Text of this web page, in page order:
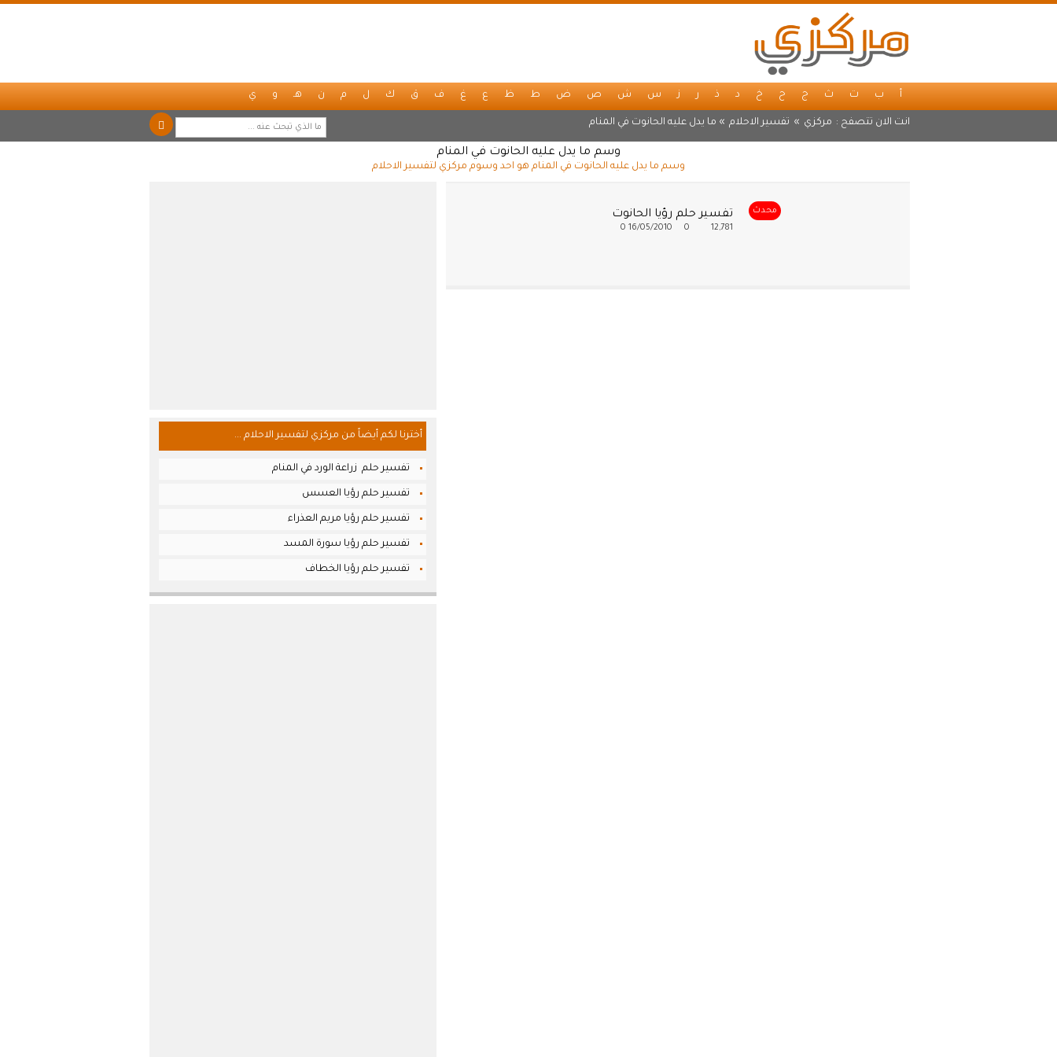
أ ب ت ث ج ح خ د ذ ر ز س ش ص ض ط ظ ع غ ف ق ك ل م ن هـ و ي
انت الان تتصفح : مركزي » تفسير الاحلام » ما يدل عليه الحانوت في المنام
وسم ما يدل عليه الحانوت في المنام
وسم ما يدل عليه الحانوت في المنام هو احد وسوم مركزي لتفسير الاحلام
محدث تفسير حلم رؤيا الحانوت
12,781
16/05/2010
0
أخترنا لكم أيضاً من مركزي لتفسير الاحلام ...
تفسير حلم زراعة الورد في المنام
تفسير حلم رؤيا العسس
تفسير حلم رؤيا مريم العذراء
تفسير حلم رؤيا سورة المسد
تفسير حلم رؤيا الخطاف